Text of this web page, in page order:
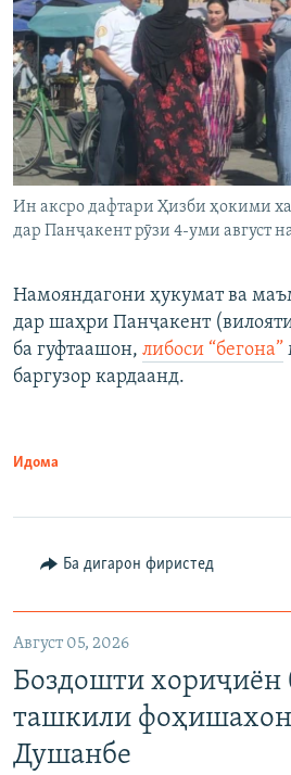
Ин аксро дафтари Ҳизби ҳокими
дар Панҷакент рӯзи 4-уми август
Намояндагони ҳукумат ва
дар шаҳри Панҷакент
ба гуфтаашон, либоси “бегона”
баргузор кардаанд.
Идома
Ба дигарон фиристед
Август 05, 2026
Боздошти хориҷиён
ташкили
Душанбе